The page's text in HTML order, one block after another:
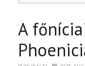
PÓLÓ RENDELÉS
A